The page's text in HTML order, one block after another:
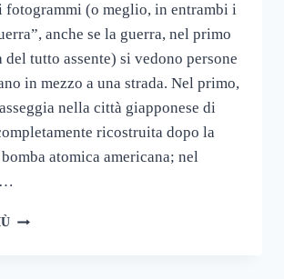
fotogrammi (o meglio, in entrambi i
anche se la guerra, nel primo
del tutto assente) si vedono persone
in mezzo a una strada. Nel primo,
nella città giapponese di
ricostruita dopo la
atomica americana; nel
ESSERI